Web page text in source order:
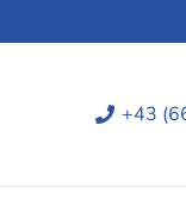
+43